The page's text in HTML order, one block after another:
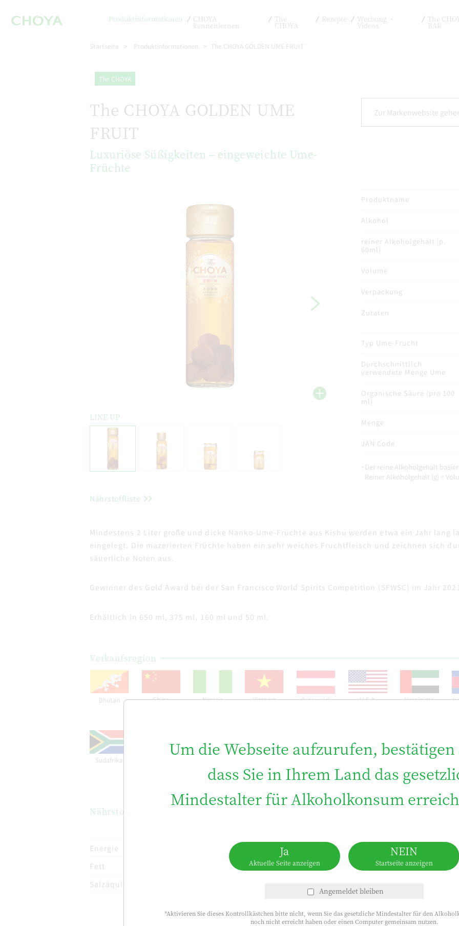
Produktinformationen CHOYA
kennenlernen
The
CHOYA
Rezepte Werbung ・
Videos
The
BAR
Startseite Produktinformationen The CHOYA GOLDEN UME FRUIT
The CHOYA
The CHOYA GOLDEN UME
FRUIT
Luxuriöse Süßigkeiten – eingeweichte Ume-
Früchte
Zur Markenwebsite
LINE UP
Nährstoffliste
Produktname
Alkohol
reiner Alkoholgehalt (p.
60ml)
Volume
Verpackung
Zutaten
Typ Ume-Frucht
Durchschnittlich
verwendete Menge Ume
Organische Säure (pro 100
ml)
Menge
JAN Code
・Der reine Alkoholgehalt
Reiner Alkoholgehalt (g) =
Mindestens 2 Liter große und dicke Nanko-Ume-Früchte aus Kishu werden etwa ein Jahr lang
eingelegt. Die mazerierten Früchte haben ein sehr weiches Fruchtfleisch und zeichnen sich
säuerliche Noten aus.
Gewinner des Gold Award bei der San Francisco World Spirits Competition (SFWSC) im Jahr
Erhältlich in 650 ml, 375 ml, 160 ml und 50 ml.
Verkaufsregion
Bhutan China Nigeria Vietnam Österreich U.S.A. Vereinigte
Südafrika Taiwan
Nährstoffe
Energie
Fett
Kohlenhydrate
Salzäquivalent
Um die Webseite aufzurufen, bestätigen
dass Sie in Ihrem Land das
Mindestalter für Alkoholkonsum
Ja
Aktuelle Seite anzeigen
NEIN
Startseite anzeigen
Angemeldet bleiben
*Aktivieren Sie dieses Kontrollkästchen bitte nicht, wenn Sie das gesetzliche Mindestalter für den
noch nicht erreicht haben oder einen Computer gemeinsam nutzen.